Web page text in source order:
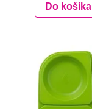
Do košíka